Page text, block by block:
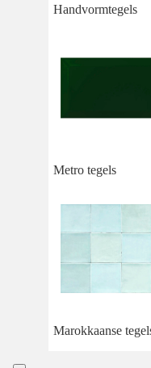
Handvormtegels
Metro tegels
Marokkaanse